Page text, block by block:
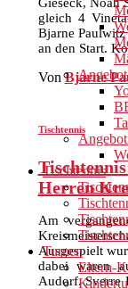
Tischtennis
Turnen
Eltern-
gleich 4
Bjarne
an den Start.
VonBjarne
Tischtennis
Herren
Am
Ausgespielt
dabei waren
Audorf. Sverre